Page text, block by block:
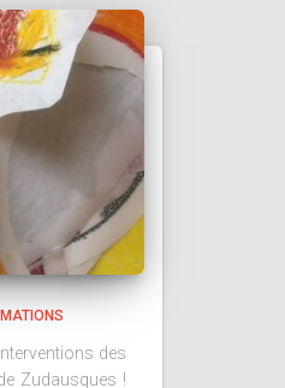
des
Zudausques !